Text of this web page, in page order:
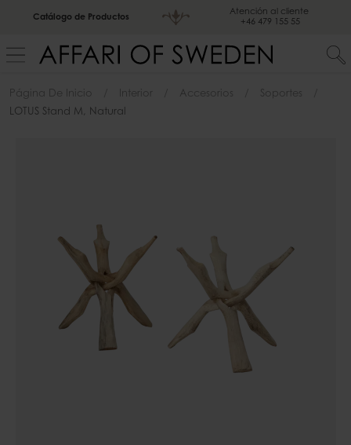
Catálogo de Productos
Atención al cliente
+46 479 155 55
Página De Inicio Interior Accesorios
Soportes
LOTUS Stand M, Natural